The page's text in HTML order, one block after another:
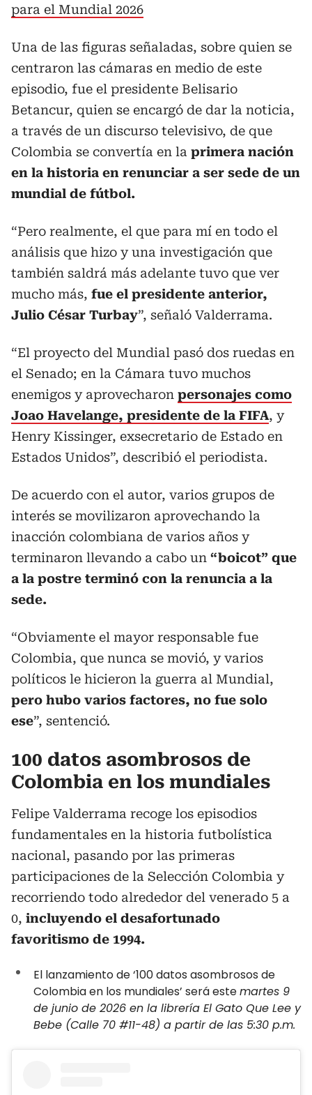
para el Mundial 2026
Una de las figuras señaladas, sobre quien se
centraron las cámaras en medio de este
episodio, fue el presidente Belisario
Betancur, quien se encargó de dar la noticia,
a través de un discurso televisivo, de que
Colombia se convertía en la primera nación
en la historia en renunciar a ser sede de un
mundial de fútbol.
“Pero realmente, el que para mí en todo el
análisis que hizo y una investigación que
también saldrá más adelante tuvo que ver
mucho más, fue el presidente anterior,
Julio César Turbay”, señaló Valderrama.
“El proyecto del Mundial pasó dos ruedas en
el Senado; en la Cámara tuvo muchos
enemigos y aprovecharon personajes como
Joao Havelange, presidente de la FIFA, y
Henry Kissinger, exsecretario de Estado en
Estados Unidos”, describió el periodista.
De acuerdo con el autor, varios grupos de
interés se movilizaron aprovechando la
inacción colombiana de varios años y
terminaron llevando a cabo un “boicot” que
a la postre terminó con la renuncia a la
sede.
“Obviamente el mayor responsable fue
Colombia, que nunca se movió, y varios
políticos le hicieron la guerra al Mundial,
pero hubo varios factores, no fue solo
ese”, sentenció.
100 datos asombrosos de
Colombia en los mundiales
Felipe Valderrama recoge los episodios
fundamentales en la historia futbolística
nacional, pasando por las primeras
participaciones de la Selección Colombia y
recorriendo todo alrededor del venerado 5 a
0, incluyendo el desafortunado
favoritismo de 1994.
El lanzamiento de ‘100 datos asombrosos de
Colombia en los mundiales’ será estemartes 9
de junio de 2026 en la librería El Gato Que Lee y
Bebe (Calle 70 #11-48) a partir de las 5:30 p.m.